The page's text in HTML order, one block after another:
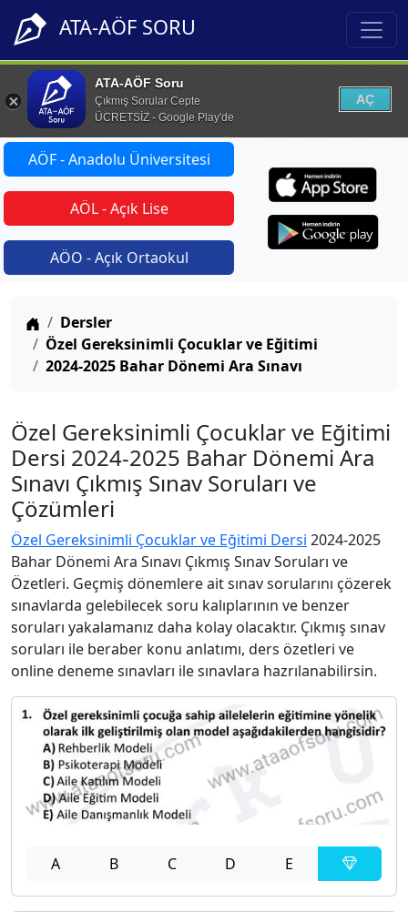
ATA-AÖF SORU
ATA-AÖF Soru
Çıkmış Sorular Cepte
ÜCRETSİZ - Google Play'de
AÇ
AÖF - Anadolu Üniversitesi
AÖL - Açık Lise
AÖO - Açık Ortaokul
Anasayfa
Dersler
Özel Gereksinimli Çocuklar ve Eğitimi
2024-2025 Bahar Dönemi Ara Sınavı
Özel Gereksinimli Çocuklar ve Eğitimi
Dersi 2024-2025 Bahar Dönemi Ara
Sınavı Çıkmış Sınav Soruları ve
Çözümleri
Özel Gereksinimli Çocuklar ve Eğitimi Dersi 2024-2025
Bahar Dönemi Ara Sınavı Çıkmış Sınav Soruları ve
Özetleri. Geçmiş dönemlere ait sınav sorularını çözerek
sınavlarda gelebilecek soru kalıplarının ve benzer
soruları yakalamanız daha kolay olacaktır. Çıkmış sınav
soruları ile beraber konu anlatımı, ders özetleri ve
online deneme sınavları ile sınavlara hazrılanabilirsin.
A B C D E